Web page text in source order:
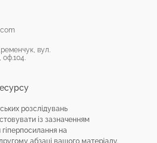
розслідувань
із зазначенням
на
абзаці вашого матеріалу.
вул.
оф.104.